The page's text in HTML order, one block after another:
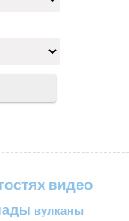
видео
вулканы